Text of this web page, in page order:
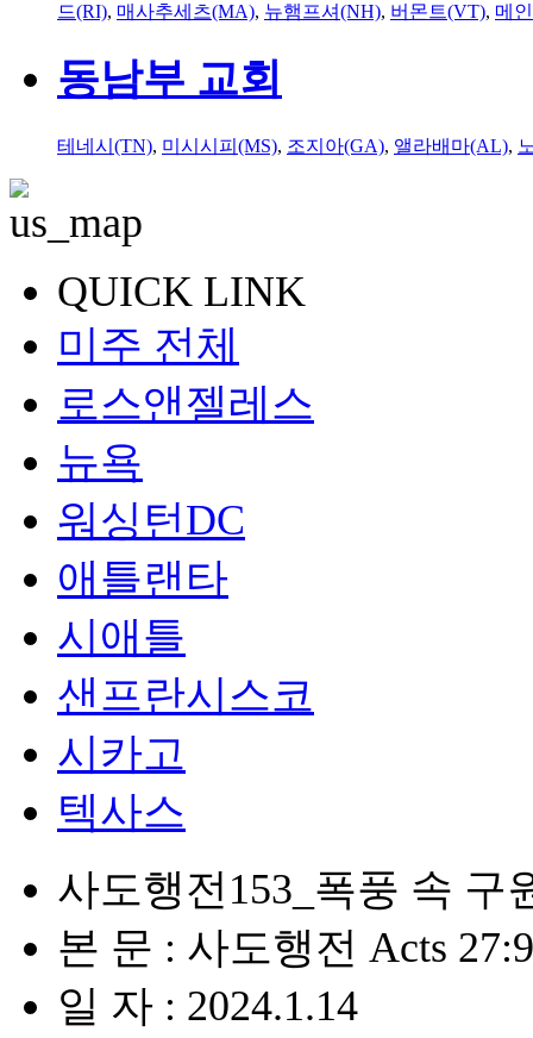
드(RI), 매사추세츠(MA), 뉴햄프셔(NH), 버몬트(VT), 메
동남부 교회
테네시(TN), 미시시피(MS), 조지아(GA), 앨라배마(AL),
QUICK LINK
미주 전체
로스앤젤레스
뉴욕
워싱턴DC
애틀랜타
시애틀
샌프란시스코
시카고
텍사스
사도행전153_폭풍 속 구
본 문 : 사도행전 Acts
일 자 : 2024.1.14